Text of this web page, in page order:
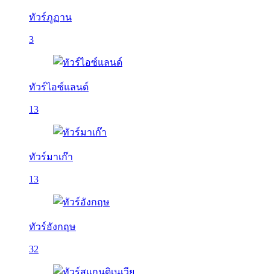
ทัวร์ภูฏาน
3
ทัวร์ไอซ์แลนด์
13
ทัวร์มาเก๊า
13
ทัวร์อังกฤษ
32